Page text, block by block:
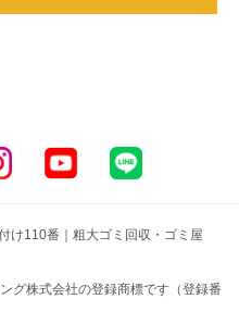
け110番｜粗大ゴミ回収・ゴミ屋
グ株式会社の登録商標です（登録番